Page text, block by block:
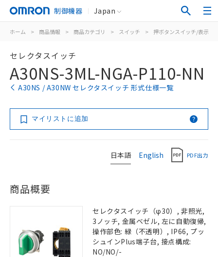
制御機器 Japan
ホーム > 商品情報 > 商品カテゴリ > スイッチ > 押ボタンスイッチ/表示灯
セレクタスイッチ
A30NS-3ML-NGA-P110-NN
A30NS / A30NW セレクタスイッチ 形式仕様一覧
マイリストに追加
日本語 English PDF出力
商品概要
セレクタスイッチ（φ30）, 非照光,
3ノッチ, 金属ベゼル, 左に自動復帰,
操作部色: 緑（不透明）, IP66, プッ
シュインPlus端子台, 接点構成:
NO/NO/-